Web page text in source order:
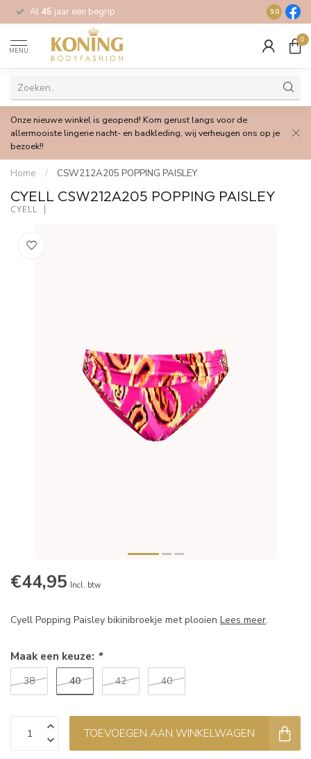
Al 45 jaar een begrip Gratis
9.0
MENU
0
Onze nieuwe winkel is geopend! Kom gerust langs voor de
allermooiste lingerie nacht- en badkleding, wij verheugen ons op je
bezoek!!
Home / CSW212A205 POPPING PAISLEY
CYELL CSW212A205 POPPING PAISLEY
CYELL
€44,95 Incl. btw
Cyell Popping Paisley bikinibroekje met plooien Lees meer.
Maak een keuze: *
38 40 42 40
TOEVOEGEN AAN WINKELWAGEN